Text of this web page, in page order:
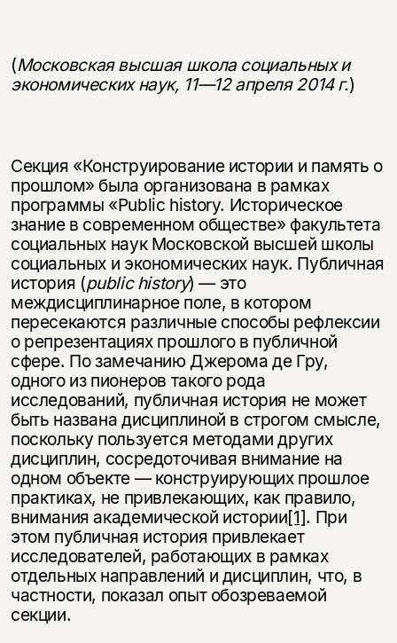
(Московская высшая школа социальных и
экономических наук, 11—12 апреля 2014 г.)
Секция «Конструирование истории и память о
прошлом» была организована в рамках
программы «Public history. Историческое
знание в современном обще­стве» факультета
социальных наук Московской высшей школы
социальных и экономических наук. Публичная
история (public history) — это
междисциплинар­ное поле, в котором
пересекаются различные способы рефлексии
о репрезентациях прошлого в публичной
сфере. По замечанию Джерома де Гру,
одного из пионеров такого рода
исследований, публичная история не может
быть названа дисциплиной в строгом смысле,
поскольку пользуется методами других
дисцип­лин, сосредоточивая внимание на
одном объекте — конструирующих прошлое
практиках, не привлекающих, как правило,
внимания академической истории[1]. При
этом публичная история привлекает
исследователей, работающих в рамках
отдельных направлений и дисциплин, что, в
частности, показал опыт обозревае­мой
секции.